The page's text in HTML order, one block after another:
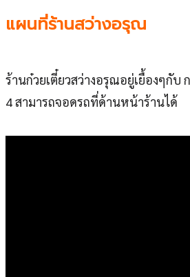
แผนที่ร้านสว่างอรุณ
ร้านก๋วยเตี๋ยวสว่างอรุณอยู่เยื้องๆกับ
4 สามารถจอดรถที่ด้านหน้าร้านได้